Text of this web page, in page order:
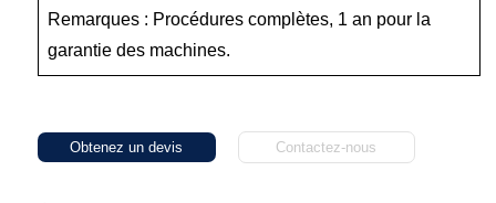
Remarques : Procédures complètes, 1 an pour la
garantie des machines.
Obtenez un devis Contactez-nous